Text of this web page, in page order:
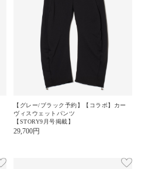
【グレー/ブラック予約】【コラボ】カー
ヴィスウェットパンツ
【STORY9月号掲載】
29,700円